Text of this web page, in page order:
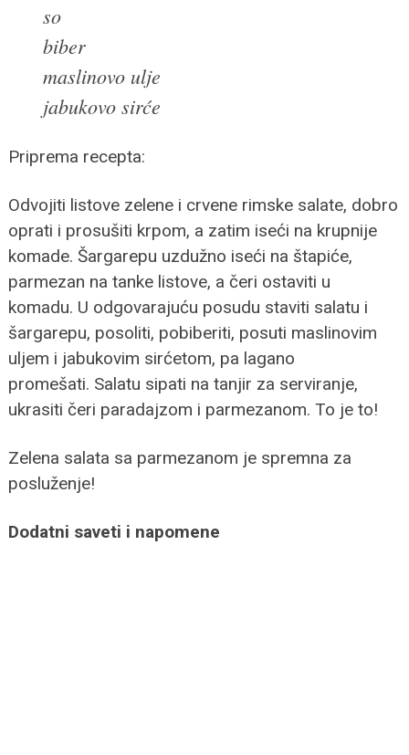
so
biber
maslinovo ulje
jabukovo sirće
Priprema recepta:
Odvojiti listove zelene i crvene rimske salate, dobro
oprati i prosušiti krpom, a zatim iseći na krupnije
komade. Šargarepu uzdužno iseći na štapiće,
parmezan na tanke listove, a čeri ostaviti u
komadu. U odgovarajuću posudu staviti salatu i
šargarepu, posoliti, pobiberiti, posuti maslinovim
uljem i jabukovim sirćetom, pa lagano
promešati. Salatu sipati na tanjir za serviranje,
ukrasiti čeri paradajzom i parmezanom. To je to!
Zelena salata sa parmezanom je spremna za
posluženje!
Dodatni saveti i napomene